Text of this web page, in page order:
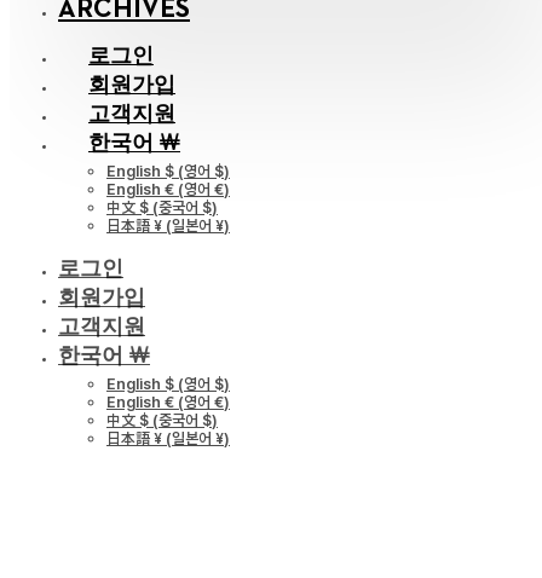
ARCHIVES
로그인
회원가입
고객지원
한국어 ￦
English $ (영어 $)
English € (영어 €)
中文 $ (중국어 $)
日本語 ¥ (일본어 ¥)
로그인
회원가입
고객지원
한국어 ￦
English $ (영어 $)
English € (영어 €)
中文 $ (중국어 $)
日本語 ¥ (일본어 ¥)